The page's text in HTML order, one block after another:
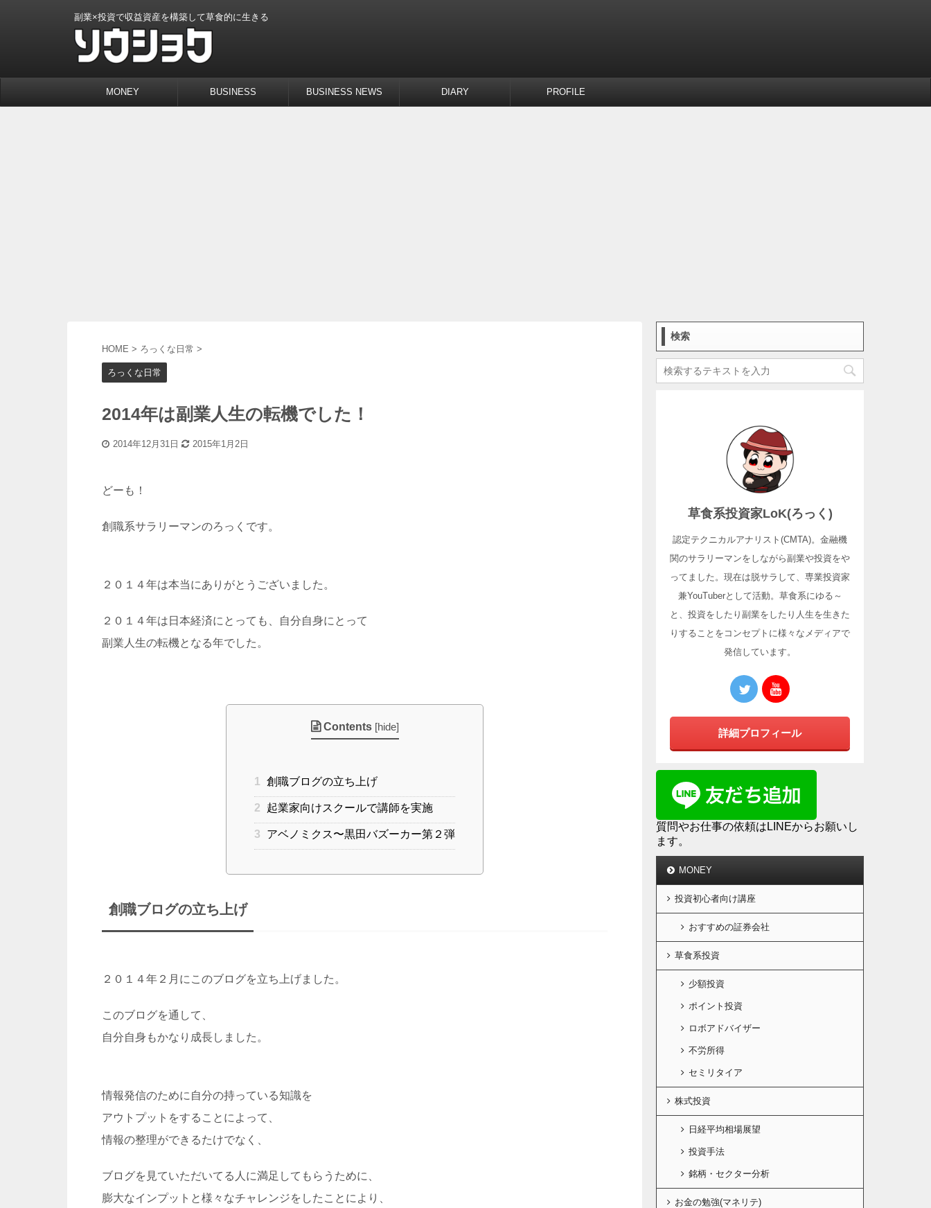
副業×投資で収益資産を構築して草食的に生きる
MONEY BUSINESS BUSINESS NEWS DIARY PROFILE
HOME > ろっくな日常 >
ろっくな日常
2014年は副業人生の転機でした！
2014年12月31日 2015年1月2日
どーも！
創職系サラリーマンのろっくです。
２０１４年は本当にありがとうございました。
２０１４年は日本経済にとっても、自分自身にとって
副業人生の転機となる年でした。
Contents [hide]
1 創職ブログの立ち上げ
2 起業家向けスクールで講師を実施
3 アベノミクス〜黒田バズーカー第２弾
創職ブログの立ち上げ
２０１４年２月にこのブログを立ち上げました。
このブログを通して、
自分自身もかなり成長しました。
情報発信のために自分の持っている知識を
アウトプットをすることによって、
情報の整理ができるたけでなく、
ブログを見ていただいてる人に満足してもらうために、
膨大なインプットと様々なチャレンジをしたことにより、
検索
草食系投資家LoK(ろっく)
認定テクニカルアナリスト(CMTA)。金融機
関のサラリーマンをしながら副業や投資をや
ってました。現在は脱サラして、専業投資家
兼YouTuberとして活動。草食系にゆる～
と、投資をしたり副業をしたり人生を生きた
りすることをコンセプトに様々なメディアで
発信しています。
詳細プロフィール
質問やお仕事の依頼はLINEからお願いし
ます。
MONEY
投資初心者向け講座
おすすめの証券会社
草食系投資
少額投資
ポイント投資
ロボアドバイザー
不労所得
セミリタイア
株式投資
日経平均相場展望
投資手法
銘柄・セクター分析
お金の勉強(マネリテ)